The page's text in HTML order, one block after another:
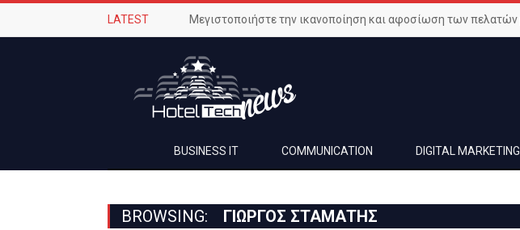
LATEST
BUSINESS IT COMMUNICATION DIGITAL MARKETING
BROWSING: ΓΙΏΡΓΟΣ ΣΤΑΜΆΤΗΣ